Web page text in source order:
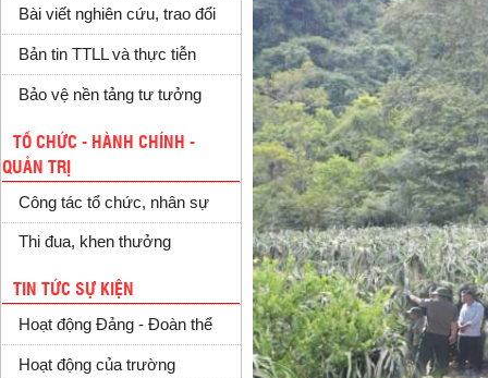
Bài viết nghiên cứu, trao đổi
Bản tin TTLL và thực tiễn
Bảo vệ nền tảng tư tưởng
TỔ CHỨC - HÀNH CHÍNH -
QUẢN TRỊ
Công tác tổ chức, nhân sự
Thi đua, khen thưởng
TIN TỨC SỰ KIỆN
Hoạt động Đảng - Đoàn thể
Hoạt động của trường